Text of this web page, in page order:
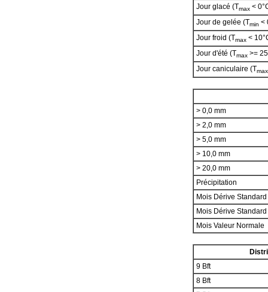
Jour glacé (Tmax<
Jour de gelée (Tmin <
Jour froid (Tmax<
Jour d'été (Tmax>=
Jour caniculaire (Tmax
> 0,0 mm
> 2,0 mm
> 5,0 mm
> 10,0 mm
> 20,0 mm
Précipitation
Mois Dérive Standard
Mois Dérive Standard
Mois Valeur Normale
9 Bft
8 Bft